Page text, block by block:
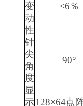
变
动
性
≤6％
针
尖
角
度
90°
显
示128×64点